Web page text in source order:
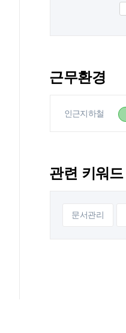
근무환경
인근지하철
관련 키워드
문서관리